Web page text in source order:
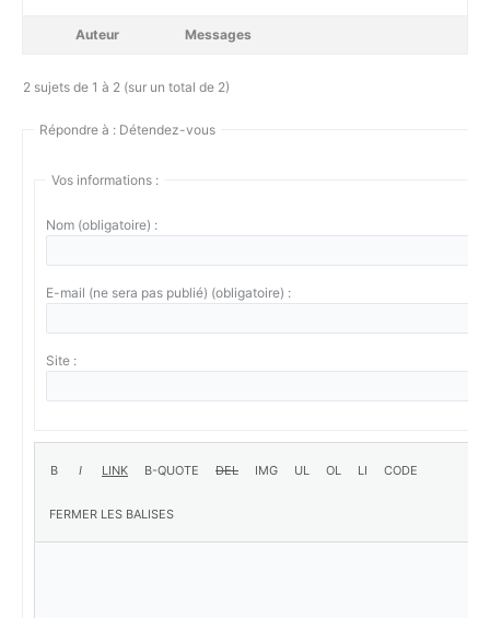
Auteur Messages
2 sujets de 1 à 2 (sur un total de 2)
Répondre à : Détendez-vous
Vos informations :
Nom (obligatoire) :
E-mail (ne sera pas publié) (obligatoire) :
Site :